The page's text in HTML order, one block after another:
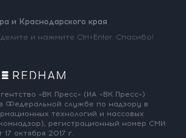
и Краснодарского края
и нажмите Ctrl+Enter. Спасибо!
«ВК Пресс» (ИА «ВК Пресс»)
в Федеральной службе по надзору в
технологий и массовых
регистрационный номер СМИ:
17 октября 2017 г.